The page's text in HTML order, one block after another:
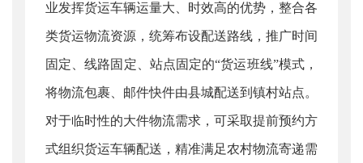
业发挥货运车辆运量大、时效高的优势，整合各
类货运物流资源，统筹布设配送路线，推广时间
固定、线路固定、站点固定的“货运班线”模式，
将物流包裹、邮件快件由县城配送到镇村站点。
对于临时性的大件物流需求，可采取提前预约方
式组织货运车辆配送，精准满足农村物流寄递需